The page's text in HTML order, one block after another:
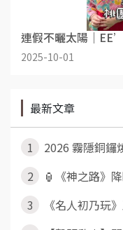
連假不曬太陽｜
2025-10-01
最新文章
1
2026 霧隱銅鑼
2
🏮《神之路》
3
《名人初乃玩